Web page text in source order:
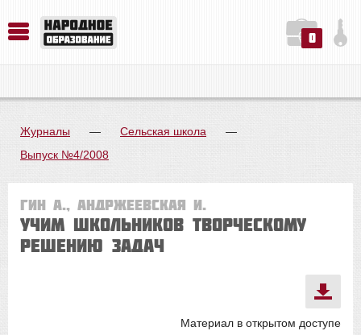
0
Журналы — Сельская школа
—
Выпуск №4/2008
Гин А., Андржеевская И.
Учим школьников творческому
решению задач
Материал в открытом доступе